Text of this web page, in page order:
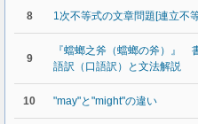
8 1次不等式の文章問題[連立不
9
『蟷螂之斧（蟷螂の斧）』
語訳（口語訳）と文法解説
10 "may"と"might"の違い